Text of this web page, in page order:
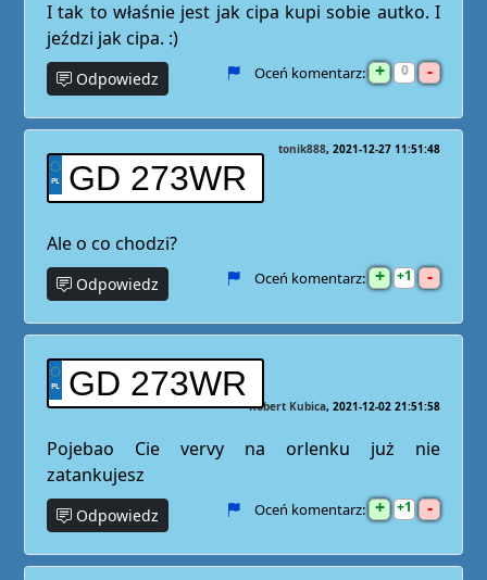
I tak to właśnie jest jak cipa kupi sobie autko. I
jeździ jak cipa. :)
Odpowiedz Oceń komentarz: + 0 -
GD 273WR
tonik888 2021-12-27 11:51:48
Ale o co chodzi?
Odpowiedz Oceń komentarz: + 1 -
GD 273WR
Robert Kubica 2021-12-02 21:51:58
Pojebao Cie vervy na orlenku już nie
zatankujesz
Odpowiedz Oceń komentarz: + 1 -